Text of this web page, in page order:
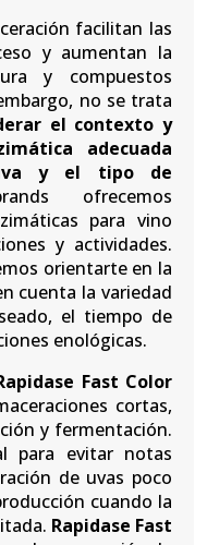
facilitan las
y aumentan la
y compuestos
no se trata
el contexto y
adecuada
y el tipo de
ofrecemos
para vino
y actividades.
orientarte en la
cuenta la variedad
el tiempo de
enológicas.
Fast Color
cortas,
y fermentación.
para evitar notas
de uvas poco
cuando la
Rapidase Fast